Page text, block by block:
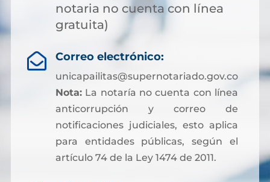
notaria no cuenta con línea
gratuita)
 Correo electrónico:
unicapailitas@supernotariado.gov.co
Nota:La notaría no cuenta con línea
anticorrupción y correo de
notificaciones judiciales, esto aplica
para entidades públicas, según el
artículo 74 de la Ley 1474 de 2011.